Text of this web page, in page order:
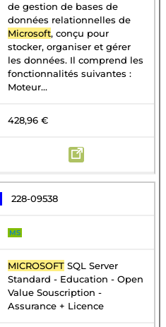
de gestion de bases de
données relationnelles de
Microsoft, conçu pour
stocker, organiser et gérer
les données. Il comprend les
fonctionnalités suivantes :
Moteur...
428,96 €
228-09538
MS
MICROSOFT SQL Server
Standard - Education - Open
Value Souscription -
Assurance + Licence